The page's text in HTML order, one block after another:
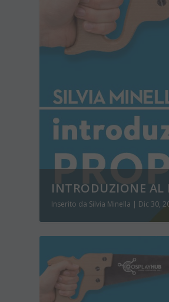
INTRODUZIONE AL
Inserito da Silvia Minella | Dic 30,